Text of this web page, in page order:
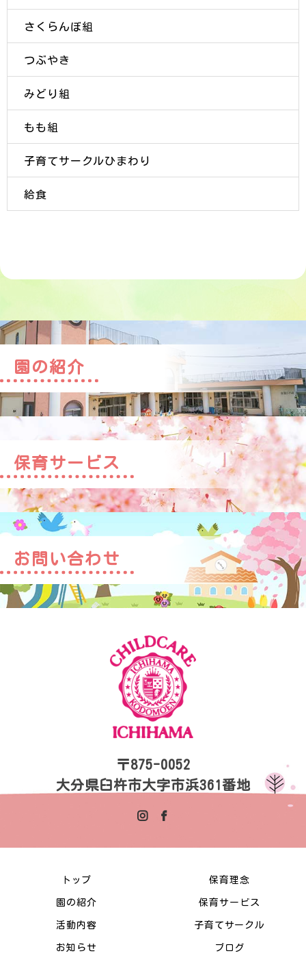
さくらんぼ組
つぶやき
みどり組
もも組
子育てサークルひまわり
給食
園の紹介
保育サービス
お問い合わせ
〒875-0052
大分県臼杵市大字市浜361番地
トップ 保育理念
園の紹介 保育サービス
活動内容 子育てサークル
お知らせ ブログ